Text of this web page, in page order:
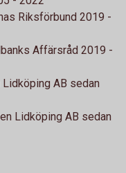
Riksförbund 2019 -
Affärsråd 2019 -
AB sedan
Lidköping AB sedan